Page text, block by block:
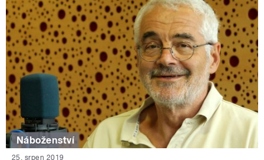
Náboženství
25. srpen 2019